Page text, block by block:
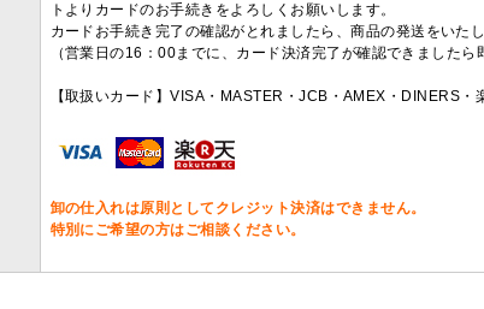
トよりカードのお手続きをよろしくお願いします。
カードお手続き完了の確認がとれましたら、商品の発送をいたし
（営業日の16：00までに、カード決済完了が確認できましたら
【取扱いカード】VISA・MASTER・JCB・AMEX・DINERS・
卸の仕入れは原則としてクレジット決済はできません。
特別にご希望の方はご相談ください。